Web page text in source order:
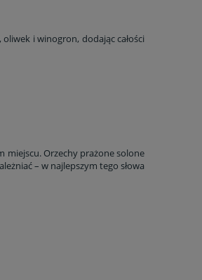
i winogron, dodając całości
miejscu. Orzechy prażone solone
– w najlepszym tego słowa